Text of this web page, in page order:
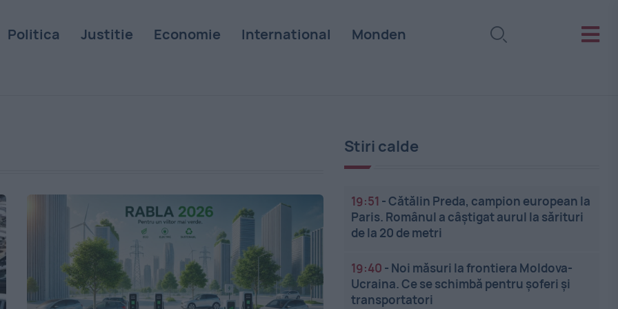
Politica Justitie Economie International Monden
Stiri calde
19:51 -Cătălin Preda, campion european la
Paris. Românul a câștigat aurul la sărituri
de la 20 de metri
19:40 - Noi măsuri la frontiera Moldova-
Ucraina. Ce se schimbă pentru șoferi și
transportatori